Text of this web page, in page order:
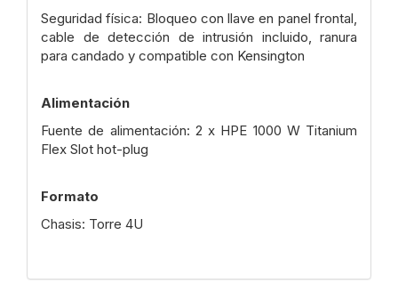
Seguridad física: Bloqueo con llave en panel frontal,
cable de detección de intrusión incluido, ranura
para candado y compatible con Kensington
Alimentación
Fuente de alimentación: 2 x HPE 1000 W Titanium
Flex Slot hot-plug
Formato
Chasis: Torre 4U